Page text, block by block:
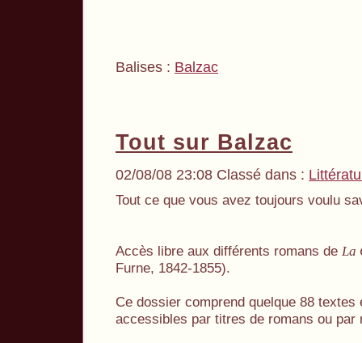
Balises : Balzac
Tout sur Balzac
02/08/08 23:08 Classé dans :
Tout ce que vous avez toujours voulu
Accès libre aux différents romans de La
Furne, 1842-1855).
Ce dossier comprend quelque 88 textes
accessibles par titres de romans ou par